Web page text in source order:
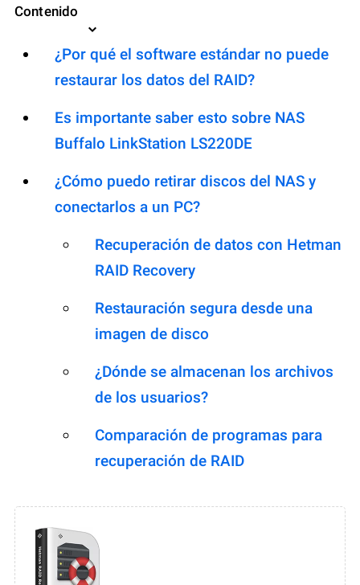
Contenido
¿Por qué el software estándar no puede
restaurar los datos del RAID?
Es importante saber esto sobre NAS
Buffalo LinkStation LS220DE
¿Cómo puedo retirar discos del NAS y
conectarlos a un PC?
Recuperación de datos con Hetman
RAID Recovery
Restauración segura desde una
imagen de disco
¿Dónde se almacenan los archivos
de los usuarios?
Comparación de programas para
recuperación de RAID